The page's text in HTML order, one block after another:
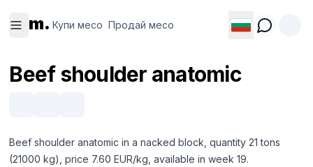
m. Купи месо Продай месо
месо
месо
Beef shoulder anatomic
Beef shoulder anatomic in a nacked block, quantity 21 tons
(21000 kg), price 7.60 EUR/kg, available in week 19.